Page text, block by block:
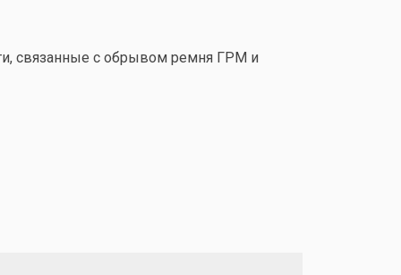
связанные с обрывом ремня ГРМ и